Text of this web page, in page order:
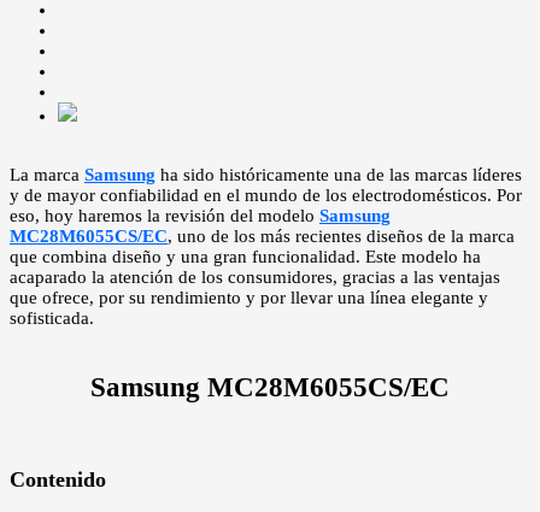
La marca Samsung ha sido históricamente una de las marcas líderes
y de mayor confiabilidad en el mundo de los electrodomésticos. Por
eso, hoy haremos la revisión del modelo Samsung
MC28M6055CS/EC, uno de los más recientes diseños de la marca
que combina diseño y una gran funcionalidad. Este modelo ha
acaparado la atención de los consumidores, gracias a las ventajas
que ofrece, por su rendimiento y por llevar una línea elegante y
sofisticada.
Samsung MC28M6055CS/EC
Contenido